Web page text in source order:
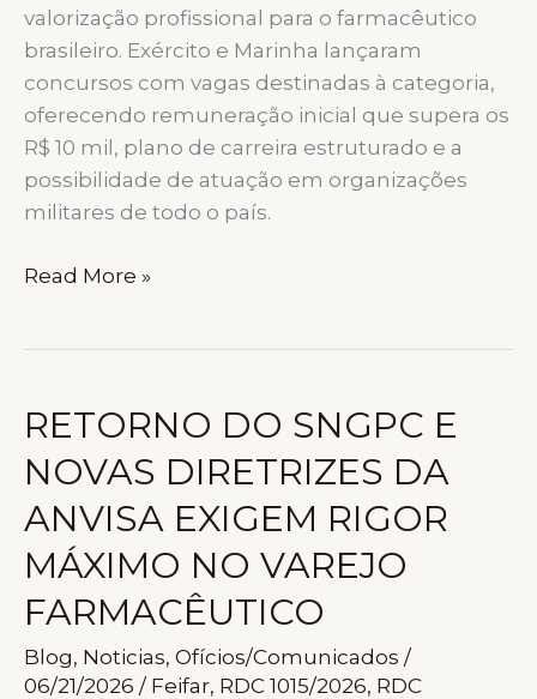
valorização profissional para o farmacêutico
brasileiro. Exército e Marinha lançaram
concursos com vagas destinadas à categoria,
oferecendo remuneração inicial que supera os
R$ 10 mil, plano de carreira estruturado e a
possibilidade de atuação em organizações
militares de todo o país.
CARREIRAS
FARMACÊUTICOS
COM
REMUNERAÇÃO
ACIMA
DE
R$
10
MIL
Read More »
RETORNO DO SNGPC E
NOVAS DIRETRIZES DA
ANVISA EXIGEM RIGOR
MÁXIMO NO VAREJO
FARMACÊUTICO
Blog, Noticias, Ofícios/Comunicados /
06/21/2026 / Feifar, RDC 1015/2026, RDC